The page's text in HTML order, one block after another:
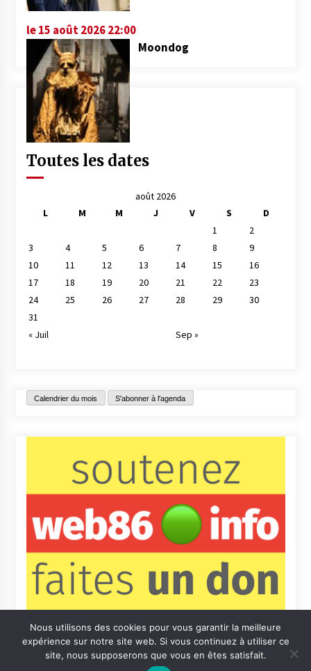
le 15 août 2026 22:00
Moondog
Toutes les dates
août 2026
L
M M J V S
D
1
2
3
4 5 6 7 8
9
10
11 12 13 14 15
16
17
18 19 20 21 22
23
24
25 26 27 28 29
30
31
« Juil
Sep »
Calendrier du mois S'abonner à l'agenda
Nous utilisons des cookies pour vous garantir la meilleure
expérience sur notre site web. Si vous continuez à utiliser ce
site, nous supposerons que vous en êtes satisfait.